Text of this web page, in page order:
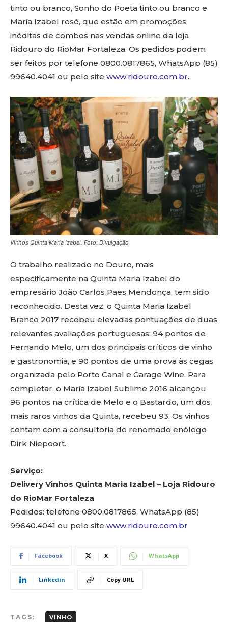
tinto ou branco, Sonho do Poeta tinto ou branco e
Maria Izabel rosé, que estão em promoções
inéditas de combos nas vendas online da loja
Ridouro do RioMar Fortaleza. Os pedidos podem
ser feitos por telefone 0800.0817865, WhatsApp (85)
99640.4041 ou pelo site www.ridouro.com.br.
Vinhos Quinta Maria Izabel. Foto: Divulgação
O trabalho realizado no Douro, mais
especificamente na Quinta Maria Izabel do
empresário João Carlos Paes Mendonça, tem sido
reconhecido. Desta vez, o Quinta Maria Izabel
Branco 2017 recebeu elevadas pontuações de duas
relevantes avaliações portuguesas: 94 pontos de
Fernando Melo, um dos principais críticos de vinho
e gastronomia, e 90 pontos de uma prova às cegas
organizada pelo Porto Canal e Garage Wine. Para
completar, o Maria Izabel Sublime 2016 alcançou
96 pontos na crítica de Melo e o Bastardo, um dos
mais raros vinhos da Quinta, recebeu 93. Os vinhos
contam com a consultoria do renomado enólogo
Dirk Niepoort.
Serviço:
Delivery Vinhos Quinta Maria Izabel – Loja Ridouro
do RioMar Fortaleza
Pedidos: telefone 0800.0817865, WhatsApp (85)
99640.4041 ou pelo site www.ridouro.com.br
Facebook X WhatsApp
Linkedin Copy URL
TAGS: VINHO